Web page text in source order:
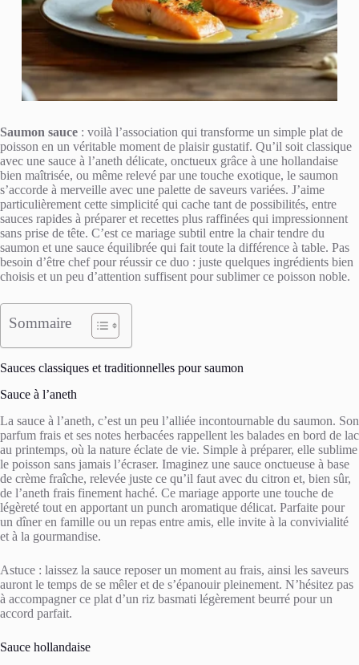
Saumon sauce : voilà l’association qui transforme un simple plat de
poisson en un véritable moment de plaisir gustatif. Qu’il soit classique
avec une sauce à l’aneth délicate, onctueux grâce à une hollandaise
bien maîtrisée, ou même relevé par une touche exotique, le saumon
s’accorde à merveille avec une palette de saveurs variées. J’aime
particulièrement cette simplicité qui cache tant de possibilités, entre
sauces rapides à préparer et recettes plus raffinées qui impressionnent
sans prise de tête. C’est ce mariage subtil entre la chair tendre du
saumon et une sauce équilibrée qui fait toute la différence à table. Pas
besoin d’être chef pour réussir ce duo : juste quelques ingrédients bien
choisis et un peu d’attention suffisent pour sublimer ce poisson noble.
Sommaire
Sauces classiques et traditionnelles pour saumon
Sauce à l’aneth
La sauce à l’aneth, c’est un peu l’alliée incontournable du saumon. Son
parfum frais et ses notes herbacées rappellent les balades en bord de lac
au printemps, où la nature éclate de vie. Simple à préparer, elle sublime
le poisson sans jamais l’écraser. Imaginez une sauce onctueuse à base
de crème fraîche, relevée juste ce qu’il faut avec du citron et, bien sûr,
de l’aneth frais finement haché. Ce mariage apporte une touche de
légèreté tout en apportant un punch aromatique délicat. Parfaite pour
un dîner en famille ou un repas entre amis, elle invite à la convivialité
et à la gourmandise.
Astuce : laissez la sauce reposer un moment au frais, ainsi les saveurs
auront le temps de se mêler et de s’épanouir pleinement. N’hésitez pas
à accompagner ce plat d’un riz basmati légèrement beurré pour un
accord parfait.
Sauce hollandaise